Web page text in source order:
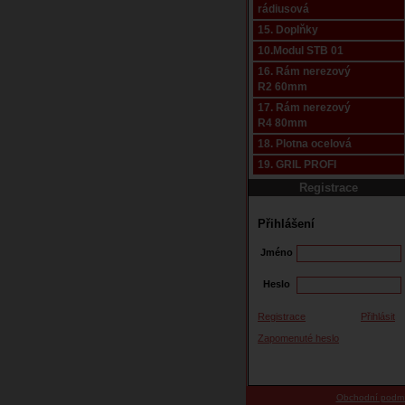
rádiusová
15. Doplňky
10.Modul STB 01
16. Rám nerezový
R2 60mm
17. Rám nerezový
R4 80mm
18. Plotna ocelová
19. GRIL PROFI
Registrace
Přihlášení
Jméno
Heslo
Registrace
Přihlásit
Zapomenuté heslo
Obchodní